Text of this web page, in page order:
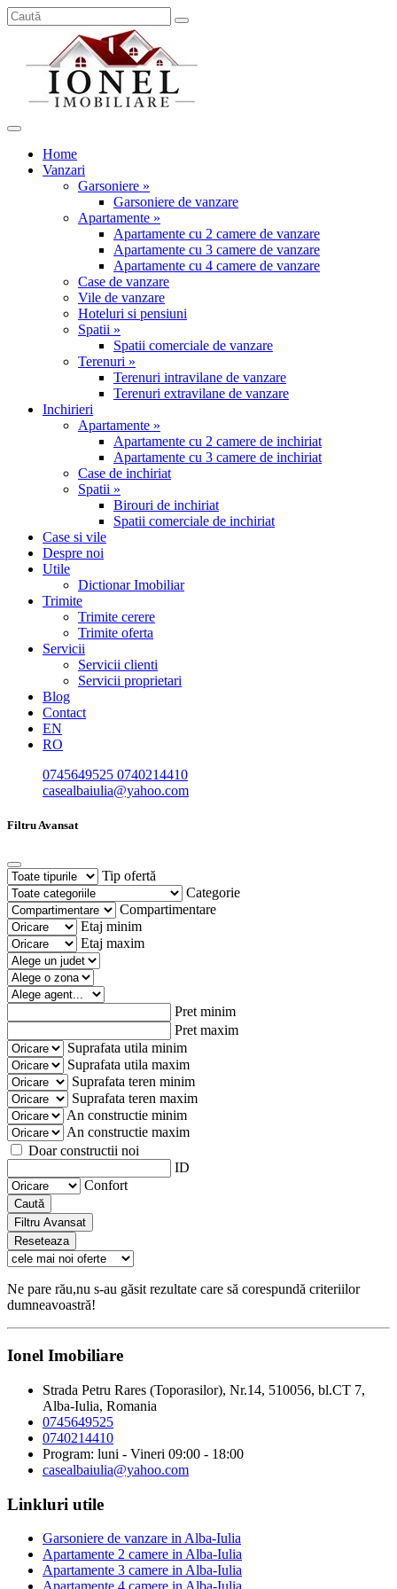
Home
Vanzari
Garsoniere »
Garsoniere de vanzare
Apartamente »
Apartamente cu 2 camere de vanzare
Apartamente cu 3 camere de vanzare
Apartamente cu 4 camere de vanzare
Case de vanzare
Vile de vanzare
Hoteluri si pensiuni
Spatii »
Spatii comerciale de vanzare
Terenuri »
Terenuri intravilane de vanzare
Terenuri extravilane de vanzare
Inchirieri
Apartamente »
Apartamente cu 2 camere de inchiriat
Apartamente cu 3 camere de inchiriat
Case de inchiriat
Spatii »
Birouri de inchiriat
Spatii comerciale de inchiriat
Case si vile
Despre noi
Utile
Dictionar Imobiliar
Trimite
Trimite cerere
Trimite oferta
Servicii
Servicii clienti
Servicii proprietari
Blog
Contact
EN
RO
0745649525 0740214410
casealbaiulia@yahoo.com
Filtru Avansat
Tip ofertă
Categorie
Compartimentare
Etaj minim
Etaj maxim
Pret minim
Pret maxim
Suprafata utila minim
Suprafata utila maxim
Suprafata teren minim
Suprafata teren maxim
An constructie minim
An constructie maxim
Doar constructii noi
ID
Confort
Caută
Filtru Avansat
Reseteaza
Ne pare rău,nu s-au găsit rezultate care să corespundă criteriilor
dumneavoastră!
Ionel Imobiliare
Strada Petru Rares (Toporasilor), Nr.14, 510056, bl.CT 7,
Alba-Iulia, Romania
0745649525
0740214410
Program: luni - Vineri 09:00 - 18:00
casealbaiulia@yahoo.com
Linkluri utile
Garsoniere de vanzare in Alba-Iulia
Apartamente 2 camere in Alba-Iulia
Apartamente 3 camere in Alba-Iulia